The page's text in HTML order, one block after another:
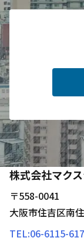
株式会社マク
〒558-0041
大阪市住吉区南
TEL:06-6115-